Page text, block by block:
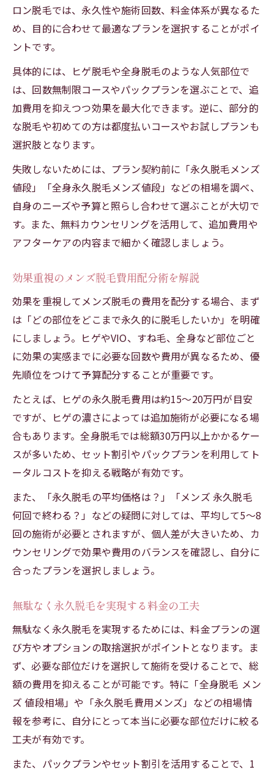
ロン脱毛では、永久性や施術回数、料金体系が異なるた
め、目的に合わせて最適なプランを選択することがポイ
ントです。
具体的には、ヒゲ脱毛や全身脱毛のような人気部位で
は、回数無制限コースやパックプランを選ぶことで、追
加費用を抑えつつ効果を最大化できます。逆に、部分的
な脱毛や初めての方は都度払いコースやお試しプランも
選択肢となります。
失敗しないためには、プラン契約前に「永久脱毛メンズ
値段」「全身永久脱毛メンズ値段」などの相場を調べ、
自身のニーズや予算と照らし合わせて選ぶことが大切で
す。また、無料カウンセリングを活用して、追加費用や
アフターケアの内容まで細かく確認しましょう。
効果重視のメンズ脱毛費用配分術を解説
効果を重視してメンズ脱毛の費用を配分する場合、まず
は「どの部位をどこまで永久的に脱毛したいか」を明確
にしましょう。ヒゲやVIO、すね毛、全身など部位ごと
に効果の実感までに必要な回数や費用が異なるため、優
先順位をつけて予算配分することが重要です。
たとえば、ヒゲの永久脱毛費用は約15〜20万円が目安
ですが、ヒゲの濃さによっては追加施術が必要になる場
合もあります。全身脱毛では総額30万円以上かかるケー
スが多いため、セット割引やパックプランを利用してト
ータルコストを抑える戦略が有効です。
また、「永久脱毛の平均価格は？」「メンズ 永久脱毛
何回で終わる？」などの疑問に対しては、平均して5〜8
回の施術が必要とされますが、個人差が大きいため、カ
ウンセリングで効果や費用のバランスを確認し、自分に
合ったプランを選択しましょう。
無駄なく永久脱毛を実現する料金の工夫
無駄なく永久脱毛を実現するためには、料金プランの選
び方やオプションの取捨選択がポイントとなります。ま
ず、必要な部位だけを選択して施術を受けることで、総
額の費用を抑えることが可能です。特に「全身脱毛 メン
ズ 値段相場」や「永久脱毛費用メンズ」などの相場情
報を参考に、自分にとって本当に必要な部位だけに絞る
工夫が有効です。
また、パックプランやセット割引を活用することで、1